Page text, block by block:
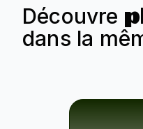
Découvre
dans la